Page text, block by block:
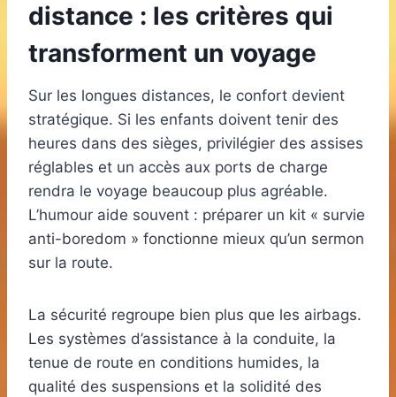
distance : les critères qui
transforment un voyage
Sur les longues distances, le confort devient
stratégique. Si les enfants doivent tenir des
heures dans des sièges, privilégier des assises
réglables et un accès aux ports de charge
rendra le voyage beaucoup plus agréable.
L’humour aide souvent : préparer un kit « survie
anti-boredom » fonctionne mieux qu’un sermon
sur la route.
La sécurité regroupe bien plus que les airbags.
Les systèmes d’assistance à la conduite, la
tenue de route en conditions humides, la
qualité des suspensions et la solidité des